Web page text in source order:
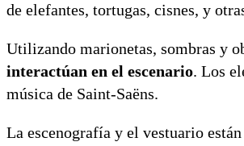
de elefantes, tortugas, cisnes, y
Utilizando marionetas, sombras y
interactúan en el escenario. Los
música de Saint-Saëns.
La escenografía y el vestuario